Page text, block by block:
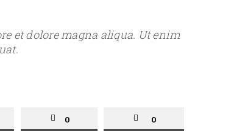
et dolore magna aliqua. Ut enim
0 0